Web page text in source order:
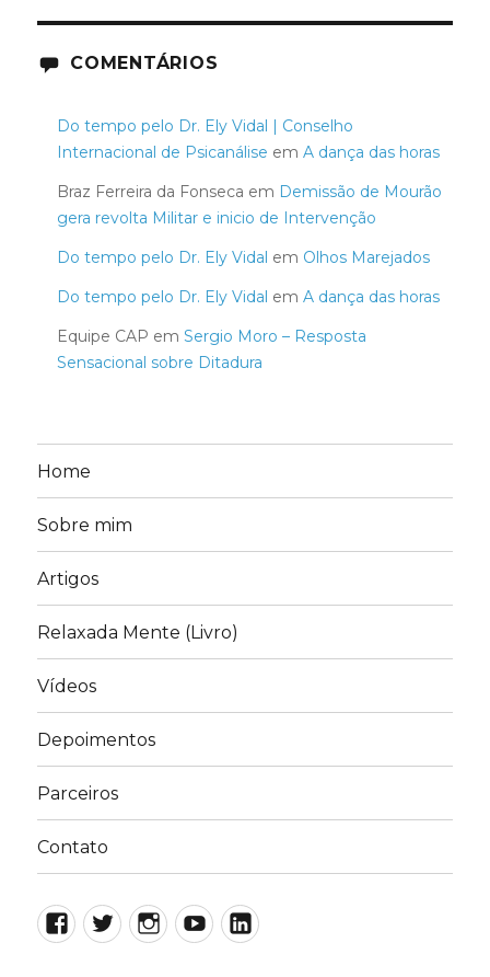
COMENTÁRIOS
Do tempo pelo Dr. Ely Vidal | Conselho
Internacional de Psicanálise em A dança das horas
Braz Ferreira da Fonseca em Demissão de Mourão
gera revolta Militar e inicio de Intervenção
Do tempo pelo Dr. Ely Vidal em Olhos Marejados
Do tempo pelo Dr. Ely Vidal em A dança das horas
Equipe CAP em Sergio Moro – Resposta
Sensacional sobre Ditadura
Home
Sobre mim
Artigos
Relaxada Mente (Livro)
Vídeos
Depoimentos
Parceiros
Contato
Facebook
TwitterInstagram
YouTubeLinkedIn